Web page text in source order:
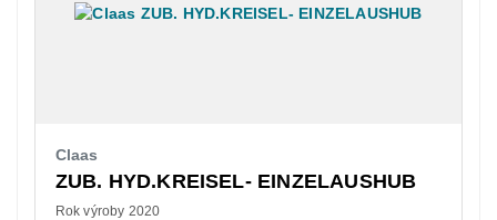
Claas
ZUB. HYD.KREISEL- EINZELAUSHUB
Rok výroby 2020